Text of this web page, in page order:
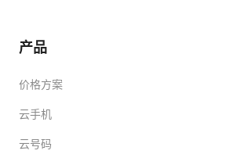
产品
价格方案
云手机
云号码